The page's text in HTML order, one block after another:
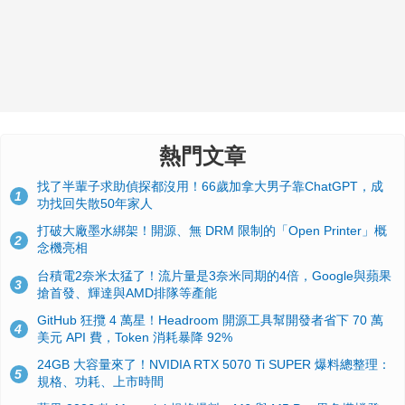
熱門文章
1
找了半輩子求助偵探都沒用！66歲加拿大男子靠ChatGPT，成
功找回失散50年家人
2
打破大廠墨水綁架！開源、無 DRM 限制的「Open Printer」概
念機亮相
3
台積電2奈米太猛了！流片量是3奈米同期的4倍，Google與蘋果
搶首發、輝達與AMD排隊等產能
4
GitHub 狂攬 4 萬星！Headroom 開源工具幫開發者省下 70 萬
美元 API 費，Token 消耗暴降 92%
5
24GB 大容量來了！NVIDIA RTX 5070 Ti SUPER 爆料總整理：
規格、功耗、上市時間